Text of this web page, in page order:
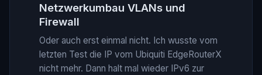
Netzwerkumbau VLANs und
Firewall
Oder auch erst einmal nicht. Ich wusste vom
letzten Test die IP vom Ubiquiti EdgeRouterX
nicht mehr. Dann halt mal wieder IPv6 zur